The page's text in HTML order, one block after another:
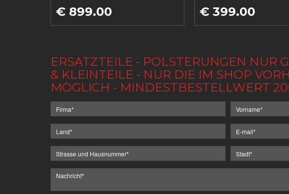
€ 899.00 € 399.00
ERSATZTEILE - POLSTERUNGEN NUR
& KLEINTEILE - NUR DIE IM SHOP
MÖGLICH - MINDESTBESTELLWERT